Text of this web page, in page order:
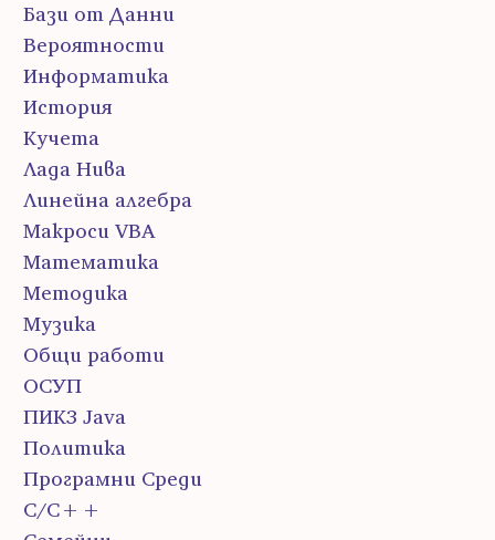
Бази от Данни
Вероятности
Информатика
История
Кучета
Лада Нива
Линейна алгебра
Макроси VBA
Математика
Методика
Музика
Общи работи
ОСУП
ПИК3 Java
Политика
Програмни Среди
С/С++